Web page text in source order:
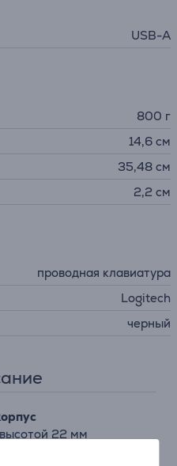
USB-A
800 г
14,6 см
35,48 см
2,2 см
проводная клавиатура
Logitech
черный
22 мм